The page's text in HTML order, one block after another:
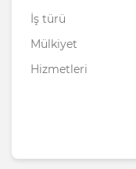
İş türü
Mülkiyet
Hizmetleri